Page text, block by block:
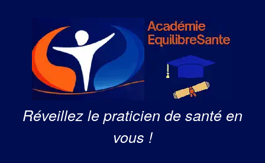
Réveillez le praticien de santé en
vous !